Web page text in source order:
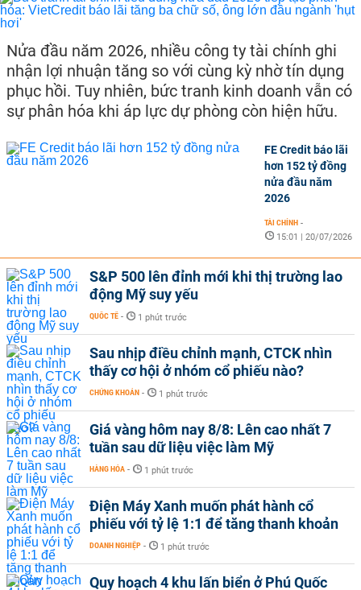
Nửa đầu năm 2026, nhiều công ty tài chính ghi
nhận lợi nhuận tăng so với cùng kỳ nhờ tín dụng
phục hồi. Tuy nhiên, bức tranh kinh doanh vẫn có
sự phân hóa khi áp lực dự phòng còn hiện hữu.
FE Credit báo lãi
hơn 152 tỷ đồng
nửa đầu năm
2026
TÀI CHÍNH -
15:01 | 20/07/2026
S&P 500 lên đỉnh mới khi thị trường lao
động Mỹ suy yếu
QUỐC TẾ - 1 phút trước
Sau nhịp điều chỉnh mạnh, CTCK nhìn
thấy cơ hội ở nhóm cổ phiếu nào?
CHỨNG KHOÁN - 1 phút trước
Giá vàng hôm nay 8/8: Lên cao nhất 7
tuần sau dữ liệu việc làm Mỹ
HÀNG HÓA - 1 phút trước
Điện Máy Xanh muốn phát hành cổ
phiếu với tỷ lệ 1:1 để tăng thanh khoản
DOANH NGHIỆP - 1 phút trước
Quy hoạch 4 khu lấn biển ở Phú Quốc